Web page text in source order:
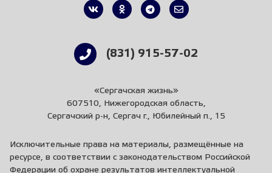
(831) 915-57-02
«Сергачская жизнь»
607510, Нижегородская область,
Сергачский р-н, Сергач г., Юбилейный п., 15
Исключительные права на материалы, размещённые на
ресурсе, в соответствии с законодательством Российской
Федерации об охране результатов интеллектуальной